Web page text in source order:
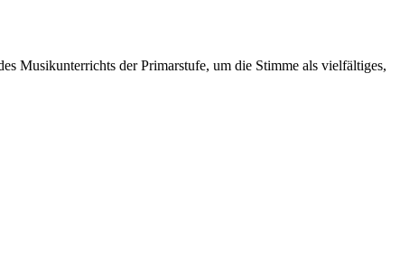
Musikunterrichts der Primarstufe, um die Stimme als vielfältiges,